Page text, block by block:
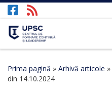
Afișează întregul conținut
Prima pagină » Arhivă articole »
din 14.10.2024